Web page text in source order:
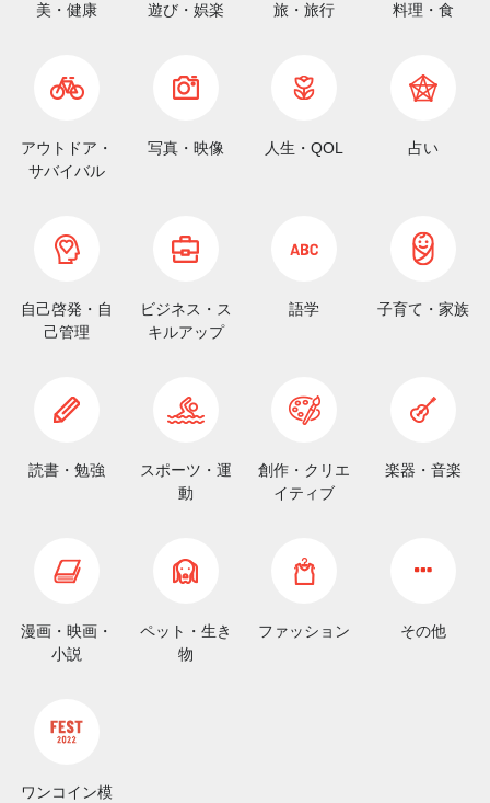
美・健康 遊び・娯楽 旅・旅行 料理・食
アウトドア・
サバイバル
写真・映像 人生・QOL 占い
自己啓発・自
己管理
ビジネス・ス
キルアップ
語学 子育て・家族
読書・勉強
スポーツ・運
動
創作・クリエ
イティブ
楽器・音楽
漫画・映画・
小説
ペット・生き
物
ファッション その他
ワンコイン模